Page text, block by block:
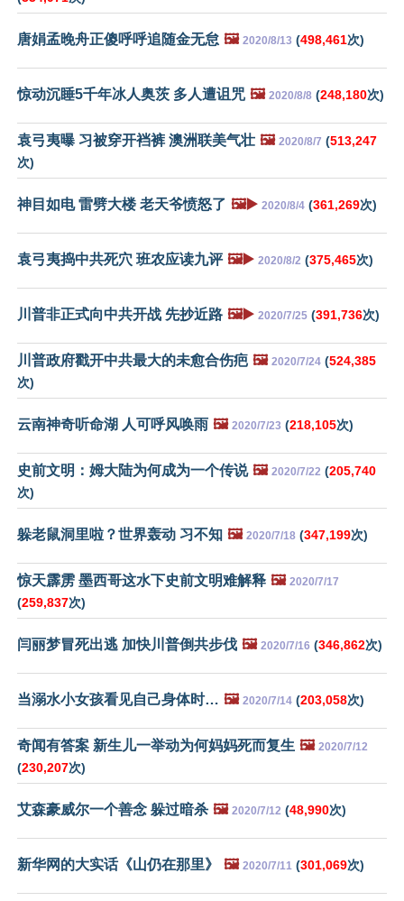
唐娟孟晚舟正傻呼呼追随金无怠 🖼️ 2020/8/13 (498,461次)
惊动沉睡5千年冰人奥茨 多人遭诅咒 🖼️ 2020/8/8 (248,180次)
袁弓夷曝 习被穿开裆裤 澳洲联美气壮 🖼️ 2020/8/7 (513,247
次)
神目如电 雷劈大楼 老天爷愤怒了 🖼️▶️ 2020/8/4 (361,269次)
袁弓夷捣中共死穴 班农应读九评 🖼️▶️ 2020/8/2 (375,465次)
川普非正式向中共开战 先抄近路 🖼️▶️ 2020/7/25 (391,736次)
川普政府戳开中共最大的未愈合伤疤 🖼️ 2020/7/24 (524,385
次)
云南神奇听命湖 人可呼风唤雨 🖼️ 2020/7/23 (218,105次)
史前文明：姆大陆为何成为一个传说 🖼️ 2020/7/22 (205,740
次)
躲老鼠洞里啦？世界轰动 习不知 🖼️ 2020/7/18 (347,199次)
惊天霹雳 墨西哥这水下史前文明难解释 🖼️ 2020/7/17
(259,837次)
闫丽梦冒死出逃 加快川普倒共步伐 🖼️ 2020/7/16 (346,862次)
当溺水小女孩看见自己身体时… 🖼️ 2020/7/14 (203,058次)
奇闻有答案 新生儿一举动为何妈妈死而复生 🖼️ 2020/7/12
(230,207次)
艾森豪威尔一个善念 躲过暗杀 🖼️ 2020/7/12 (48,990次)
新华网的大实话《山仍在那里》 🖼️ 2020/7/11 (301,069次)